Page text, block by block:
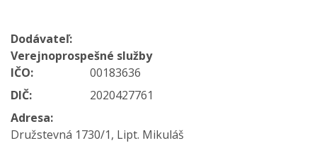
Dodávateľ:
Verejnoprospešné služby
IČO:
00183636
DIČ:
2020427761
Adresa:
Družstevná 1730/1, Lipt. Mikuláš